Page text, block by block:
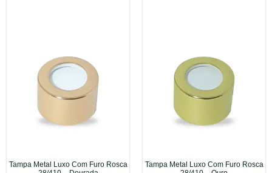
Tampa Metal Luxo Com Furo Rosca
Tampa Metal Luxo Com Furo Rosca